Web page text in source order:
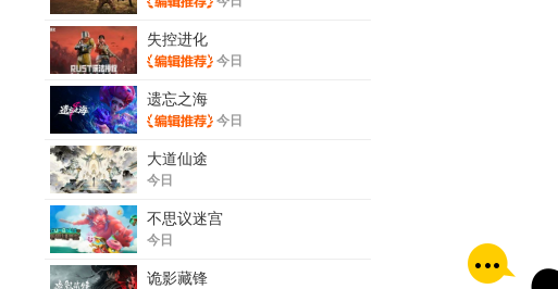
失控进化
今日
遗忘之海
今日
大道仙途
今日
不思议迷宫
今日
诡影藏锋